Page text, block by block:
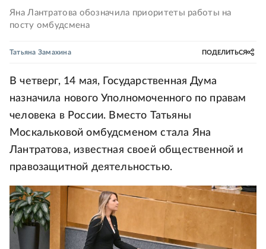
Яна Лантратова обозначила приоритеты работы на
посту омбудсмена
Татьяна Замахина ПОДЕЛИТЬСЯ
В четверг, 14 мая, Государственная Дума
назначила нового Уполномоченного по правам
человека в России. Вместо Татьяны
Москальковой омбудсменом стала Яна
Лантратова, известная своей общественной и
правозащитной деятельностью.